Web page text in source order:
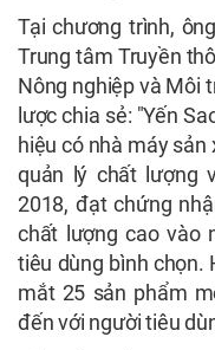
Tại chương trình,
Trung tâm Truyền
Nông nghiệp và Môi
lược chia sẻ: "Yến
hiệu có nhà máy
quản lý chất lượng
2018, đạt chứng
chất lượng cao vào
tiêu dùng bình chọn.
mắt 25 sản phẩm
đến với người tiêu